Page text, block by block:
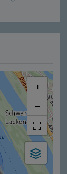
+
−